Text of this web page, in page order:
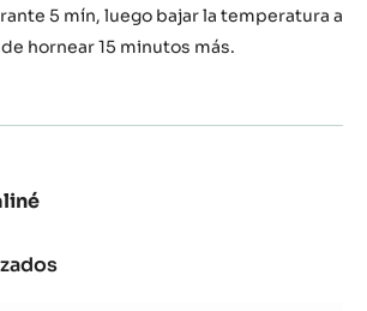
5 mín, luego bajar la temperatura a
hornear 15 minutos más.